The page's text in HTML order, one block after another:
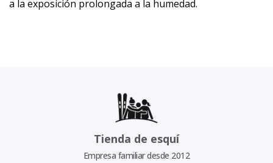
a la exposición prolongada a la humedad.
Tienda de esquí
Empresa familiar desde 2012